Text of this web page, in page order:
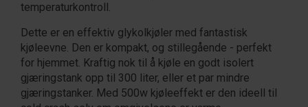
temperaturkontroll.
Dette er en effektiv glykolkjøler med fantastisk
kjøleevne. Den er kompakt, og stillegående - perfekt
for hjemmet. Kraftig nok til å kjøle en godt isolert
gjæringstank opp til 300 liter, eller et par mindre
gjæringstanker. Med 500w kjøleeffekt er den ideell til